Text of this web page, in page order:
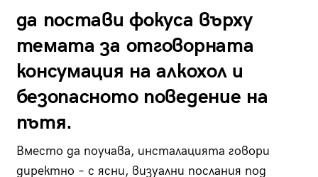
да постави фокуса върху
темата за отговорната
консумация на алкохол и
безопасното поведение на
пътя.
Вместо да поучава, инсталацията говори
директно – с ясни, визуални послания под